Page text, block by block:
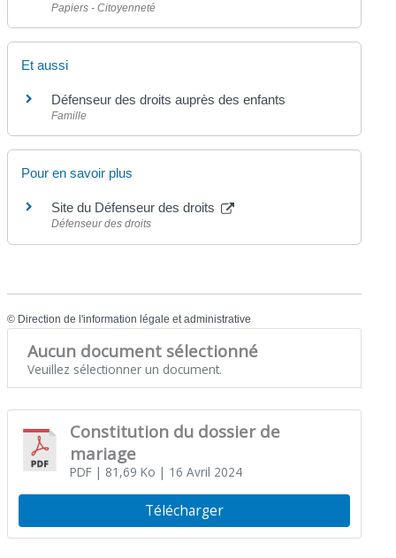
Papiers - Citoyenneté
Et aussi
Défenseur des droits auprès des enfants
Famille
Pour en savoir plus
Site du Défenseur des droits
Défenseur des droits
© Direction de l'information légale et administrative
Aucun document sélectionné
Veuillez sélectionner un document.
Constitution du dossier de
mariage
PDF| 81,69 Ko | 16 Avril 2024
Télécharger